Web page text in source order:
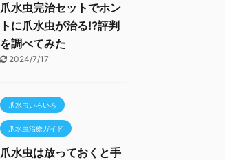
爪水虫完治セットでホン
トに爪水虫が治る!?評判
を調べてみた
2024/7/17
爪水虫いろいろ
爪水虫治療ガイド
爪水虫は放っておくと手